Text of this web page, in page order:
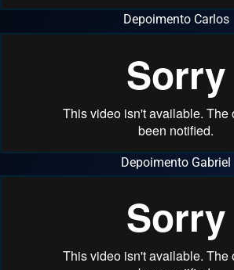
Depoimento Carlos
Depoimento Gabriel